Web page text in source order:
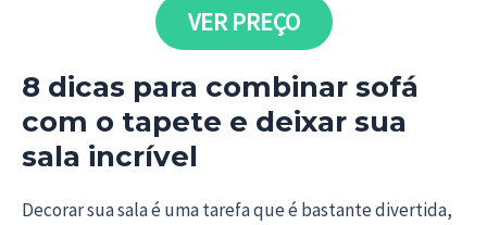
VER PREÇO
8 dicas para combinar sofá
com o tapete e deixar sua
sala incrível
Decorar sua sala é uma tarefa que é bastante divertida,